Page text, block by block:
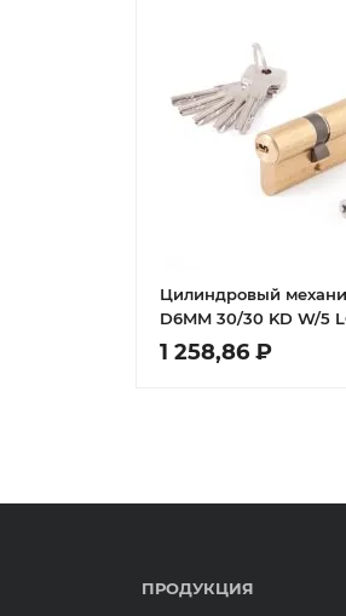
Цилиндровый
D6MM 30/30 KD W/5
1 258,86 ₽
ПРОДУКЦИЯ